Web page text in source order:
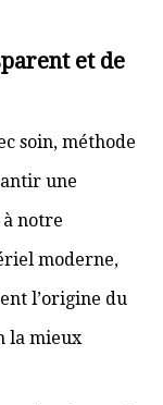
et de
soin, méthode
une
notre
moderne,
l’origine du
la mieux